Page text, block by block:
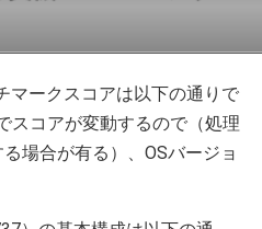
マークスコアは以下の通りで
スコアが変動するので（処理
場合が有る）、OSバージョ